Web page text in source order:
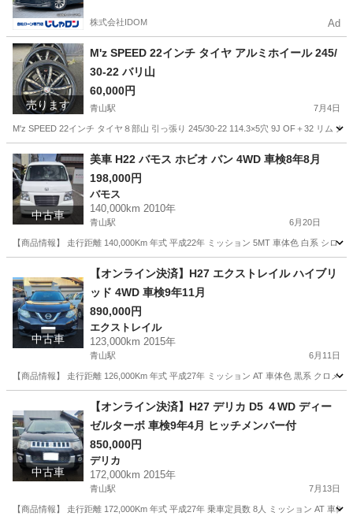
株式会社IDOM Ad
売ります
M'z SPEED 22インチ タイヤ アルミホイール 245/
30-22 バリ山
60,000円
青山駅 7月4日
M'z SPEED 22インチ タイヤ８部山 引っ張り 245/30-22 114.3×5穴 9J OF＋32 リム
新潟 新潟市 青山駅 タイヤ、ホイール 22インチ
中古車
美車 H22 バモス ホビオ バン 4WD 車検8年8月
198,000円
バモス
140,000km 2010年
青山駅 6月20日
【商品情報】 走行距離 140,000Km 年式 平成22年 ミッション 5MT 車体色 白系 シロ
青山駅 バモス
中古車
【オンライン決済】H27 エクストレイル ハイブリ
ッド 4WD 車検9年11月
890,000円
エクストレイル
123,000km 2015年
青山駅 6月11日
【商品情報】 走行距離 126,000Km 年式 平成27年 ミッション AT 車体色 黒系 クロメ
青山駅 エクストレイル ハイブリッド
中古車
【オンライン決済】H27 デリカ D5 ４WD ディー
ゼルターボ 車検9年4月 ヒッチメンバー付
850,000円
デリカ
172,000km 2015年
青山駅 7月13日
【商品情報】 走行距離 172,000Km 年式 平成27年 乗車定員数 8人 ミッション AT 車